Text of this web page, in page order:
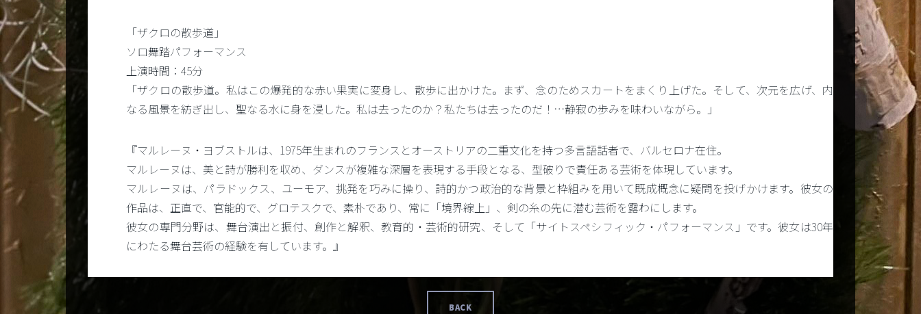
「ザクロの散歩道」
ソロ舞踏パフォーマンス
上演時間：45分
「ザクロの散歩道。私はこの爆発的な赤い果実に変身し、散歩に出かけた。まず、念のためスカートをまくり上げた。そして、次元を広げ、内
なる風景を紡ぎ出し、聖なる水に身を浸した。私は去ったのか？私たちは去ったのだ！…静寂の歩みを味わいながら。」
『マルレーヌ・ヨブストルは、1975年生まれのフランスとオーストリアの二重文化を持つ多言語話者で、バルセロナ在住。
マルレーヌは、美と詩が勝利を収め、ダンスが複雑な深層を表現する手段となる、型破りで責任ある芸術を体現しています。
マルレーヌは、パラドックス、ユーモア、挑発を巧みに操り、詩的かつ政治的な背景と枠組みを用いて既成概念に疑問を投げかけます。彼女の
作品は、正直で、官能的で、グロテスクで、素朴であり、常に「境界線上」、剣の糸の先に潜む芸術を露わにします。
彼女の専門分野は、舞台演出と振付、創作と解釈、教育的・芸術的研究、そして「サイトスペシフィック・パフォーマンス」です。彼女は30年
にわたる舞台芸術の経験を有しています。』
BACK